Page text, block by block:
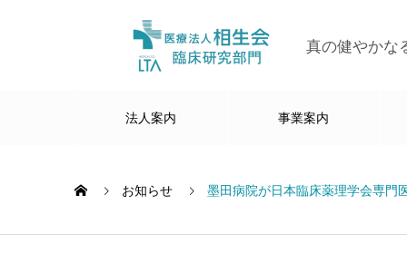
真の健やかな
法人案内 事業案内
お知らせ 墨田病院が日本臨床薬理学会専門